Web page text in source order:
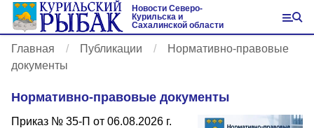
Новости Северо-
Курильска и
Сахалинской области
Главная Публикации
Нормативно-правовые
документы
Нормативно-правовые документы
Приказ № 35-П от 06.08.2026 г.